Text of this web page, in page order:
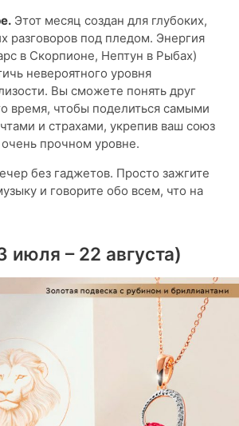
Этот месяц создан для глубоких,
разговоров под пледом. Энергия
в Скорпионе, Нептун в Рыбах)
невероятного уровня
Вы сможете понять друг
время, чтобы поделиться самыми
и страхами, укрепив ваш союз
прочном уровне.
без гаджетов. Просто зажгите
и говорите обо всем, что на
июля – 22 августа)